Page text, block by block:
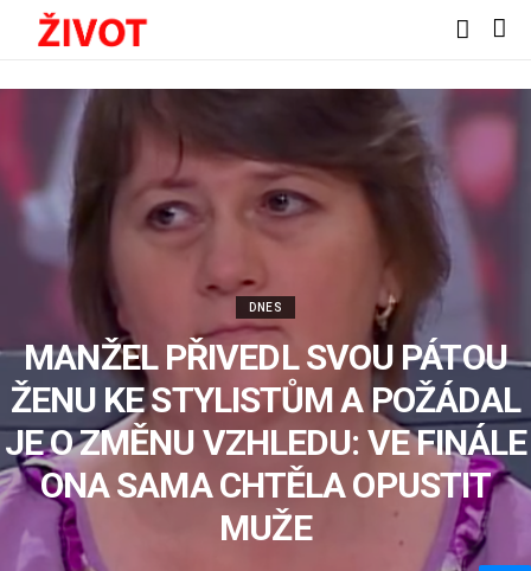
DNES
MANŽEL PŘIVEDL SVOU PÁTOU
ŽENU KE STYLISTŮM A POŽÁDAL
JE O ZMĚNU VZHLEDU: VE FINÁLE
ONA SAMA CHTĚLA OPUSTIT
MUŽE